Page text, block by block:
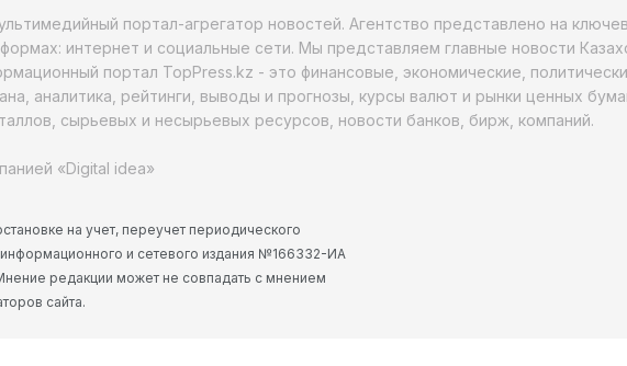
портал-агрегатор новостей. Агентство представлено на
интернет и социальные сети. Мы представляем главные новости
портал TopPress.kz - это финансовые, экономические,
аналитика, рейтинги, выводы и прогнозы, курсы валют и рынки ценных
сырьевых и несырьевых ресурсов, новости банков, бирж, компаний.
«Digital idea»
на учет, переучет периодического
информационного и сетевого издания №166332-ИА
редакции может не совпадать с мнением
сайта.